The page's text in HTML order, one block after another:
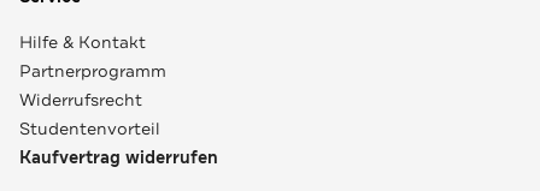
Hilfe & Kontakt
Partnerprogramm
Widerrufsrecht
Studentenvorteil
Kaufvertrag widerrufen